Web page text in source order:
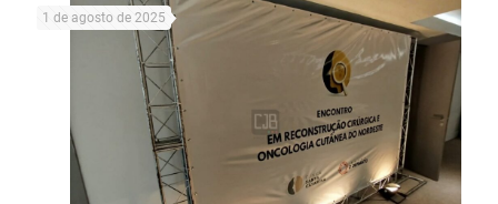
1 de agosto de 2025